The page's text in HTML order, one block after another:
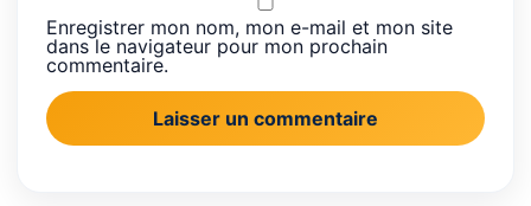
Enregistrer mon nom, mon e-mail et mon site
dans le navigateur pour mon prochain
commentaire.